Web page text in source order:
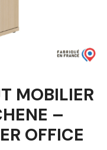
MOBILIER
–
OFFICE